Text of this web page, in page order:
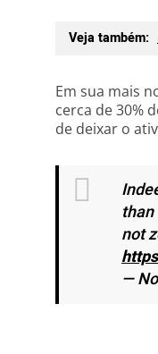
Veja também:
Em sua mais
cerca de 30%
de deixar o
not
—